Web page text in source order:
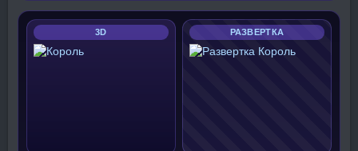
3D РАЗВЕРТКА